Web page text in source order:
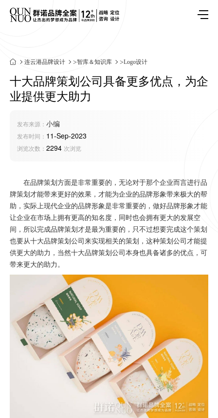
连云港品牌设计 >智库＆知识库 >Logo设计
十大品牌策划公司具备更多优点，为企
业提供更大助力
发布来源： 小编
发布时间： 11-Sep-2023
浏览次数： 2294 次浏览
在品牌策划方面是非常重要的，无论对于那个企业而言进行品
牌策划才能带来更好的效果，才能为企业的品牌形象带来极大的帮
助，实际上现代企业的品牌形象是非常重要的，做好品牌形象才能
让企业在市场上拥有更高的知名度，同时也会拥有更大的发展空
间，所以完成品牌策划才是最为重要的，只不过想要完成这个策划
也要从十大品牌策划公司来实现相关的策划，这种策划公司才能提
供更大的助力，当然十大品牌策划公司本身也具备诸多的优点，可
带来更大的助力。